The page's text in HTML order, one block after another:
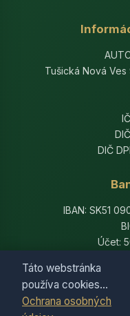
Táto webstránka
používa cookies...
Ochrana osobných
Tušická Nová
DIČ
IBAN: SK51
Účet: